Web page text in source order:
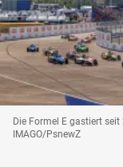
Die Formel E gastiert
IMAGO/PsnewZ